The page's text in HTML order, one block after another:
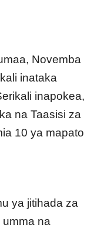
Novemba
inataka
inapokea,
na Taasisi za
10 ya mapato
ya jitihada za
na